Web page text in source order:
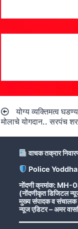
navigation
योग्य व्यक्तिमत्व
मोलाचे योगदान.. सरपंच
वाचक तक्रार
Police
नोंदणी क्रमांक:
(नोंदणीकृत डिजिटल
मुख्य संपादक व संचालक
न्यूज एडिटर – अमर